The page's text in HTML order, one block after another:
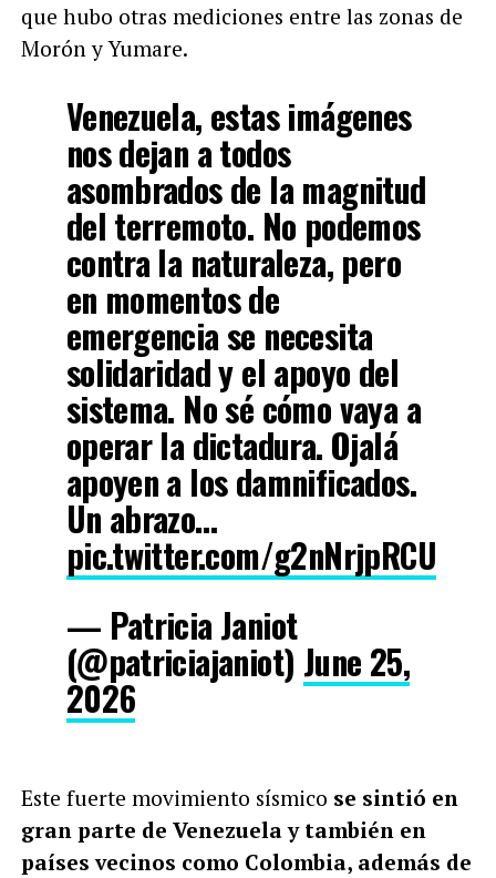
que hubo otras mediciones entre las zonas de
Morón y Yumare.
Venezuela, estas imágenes
nos dejan a todos
asombrados de la magnitud
del terremoto. No podemos
contra la naturaleza, pero
en momentos de
emergencia se necesita
solidaridad y el apoyo del
sistema. No sé cómo vaya a
operar la dictadura. Ojalá
apoyen a los damnificados.
Un abrazo…
pic.twitter.com/g2nNrjpRCU
— Patricia Janiot
(@patriciajaniot) June 25,
2026
Este fuerte movimiento sísmico se sintió en
gran parte de Venezuela y también en
países vecinos como Colombia, además de